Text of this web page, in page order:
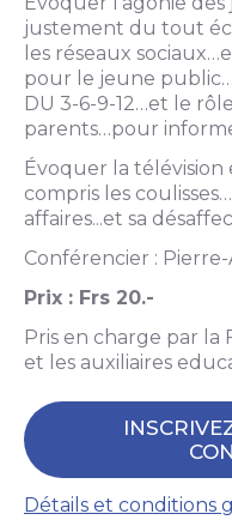
justement du tout
les réseaux
pour le jeune
DU 3-6-9-12…et le
parents…pour
Évoquer la télévision
compris les
affaires...et sa
Conférencier :
Prix : Frs 20.-
Pris en charge par la
et les auxiliaires
Détails et conditions